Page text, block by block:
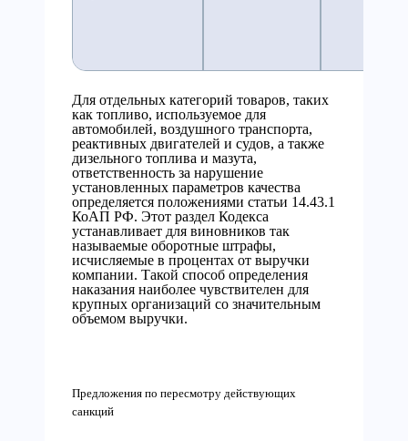
Для отдельных категорий товаров, таких
как топливо, используемое для
автомобилей, воздушного транспорта,
реактивных двигателей и судов, а также
дизельного топлива и мазута,
ответственность за нарушение
установленных параметров качества
определяется положениями статьи 14.43.1
КоАП РФ. Этот раздел Кодекса
устанавливает для виновников так
называемые оборотные штрафы,
исчисляемые в процентах от выручки
компании. Такой способ определения
наказания наиболее чувствителен для
крупных организаций со значительным
объемом выручки.
Предложения по пересмотру действующих
санкций